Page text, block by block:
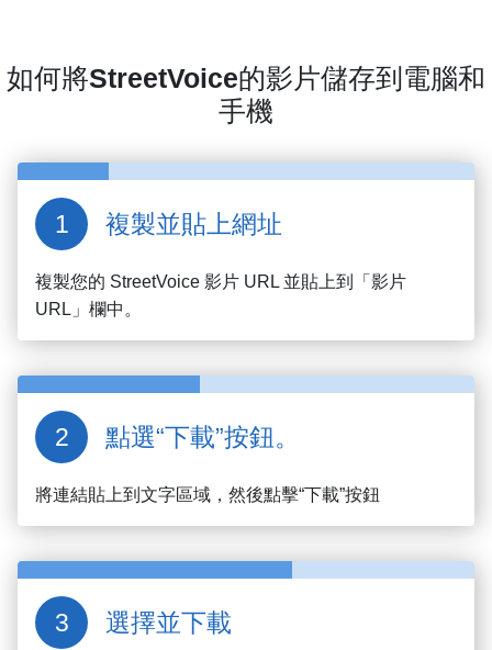
如何將StreetVoice的影片儲存到電腦和
手機
複製並貼上網址
複製您的 StreetVoice 影片 URL 並貼上到「影片
URL」欄中。
點選“下載”按鈕。
將連結貼上到文字區域，然後點擊“下載”按鈕
選擇並下載